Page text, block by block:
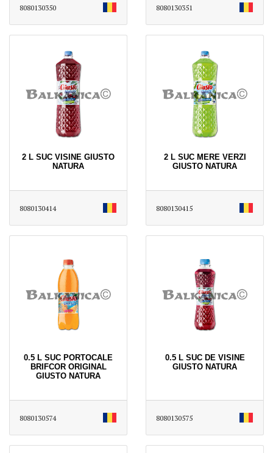
8080130350 8080130351
2 L SUC VISINE GIUSTO
NATURA
8080130414
2 L SUC MERE VERZI
GIUSTO NATURA
8080130415
0.5 L SUC PORTOCALE
BRIFCOR ORIGINAL
GIUSTO NATURA
8080130574
0.5 L SUC DE VISINE
GIUSTO NATURA
8080130575